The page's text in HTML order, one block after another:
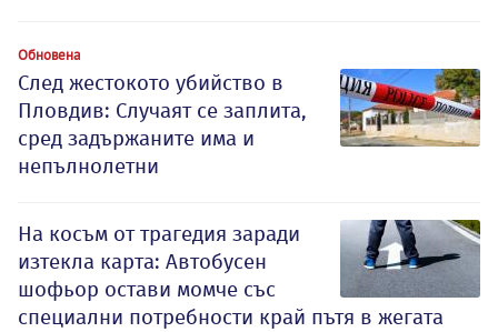
Обновена
След жестокото убийство в
Пловдив: Случаят се заплита,
сред задържаните има и
непълнолетни
На косъм от трагедия заради
изтекла карта: Автобусен
шофьор остави момче със
специални потребности край пътя в жегата